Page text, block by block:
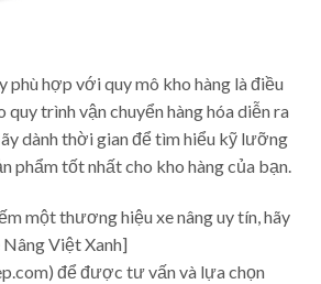
phù hợp với quy mô kho hàng là điều
trình vận chuyển hàng hóa diễn ra
dành thời gian để tìm hiểu kỹ lưỡng
phẩm tốt nhất cho kho hàng của bạn.
một thương hiệu xe nâng uy tín, hãy
Việt Xanh]
để được tư vấn và lựa chọn